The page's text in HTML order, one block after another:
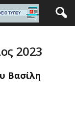
2023
Βασίλη